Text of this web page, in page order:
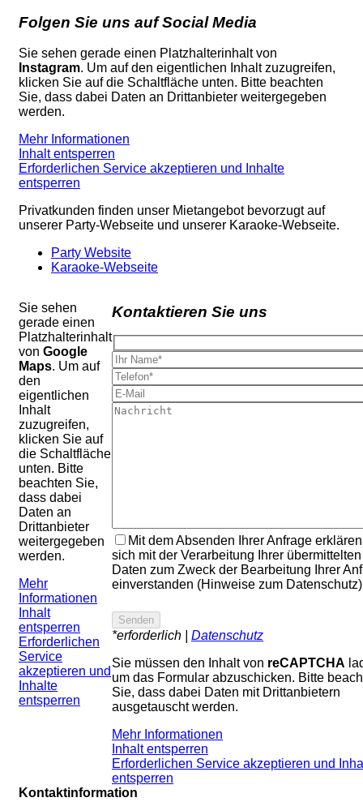
Folgen Sie uns auf Social Media
Sie sehen gerade einen Platzhalterinhalt von
Instagram. Um auf den eigentlichen Inhalt zuzugreifen,
klicken Sie auf die Schaltfläche unten. Bitte beachten
Sie, dass dabei Daten an Drittanbieter weitergegeben
werden.
Mehr Informationen
Inhalt entsperren
Erforderlichen Service akzeptieren und Inhalte
entsperren
Privatkunden finden unser Mietangebot bevorzugt auf
unserer Party-Webseite und unserer Karaoke-Webseite.
Party Website
Karaoke-Webseite
Sie sehen
gerade einen
Platzhalterinhalt
von Google
Maps. Um auf
den
eigentlichen
Inhalt
zuzugreifen,
klicken Sie auf
die Schaltfläche
unten. Bitte
beachten Sie,
dass dabei
Daten an
Drittanbieter
weitergegeben
werden.
Mehr
Informationen
Inhalt
entsperren
Erforderlichen
Service
akzeptieren und
Inhalte
entsperren
Kontaktieren Sie uns
Mit dem Absenden Ihrer Anfrage
sich mit der Verarbeitung Ihrer übermittelten
Daten zum Zweck der Bearbeitung Ihrer
einverstanden (Hinweise zum Datenschutz)
*erforderlich | Datenschutz
Sie müssen den Inhalt von reCAPTCHA
um das Formular abzuschicken. Bitte
Sie, dass dabei Daten mit Drittanbietern
ausgetauscht werden.
Mehr Informationen
Inhalt entsperren
Erforderlichen Service akzeptieren und
entsperren
Kontaktinformation